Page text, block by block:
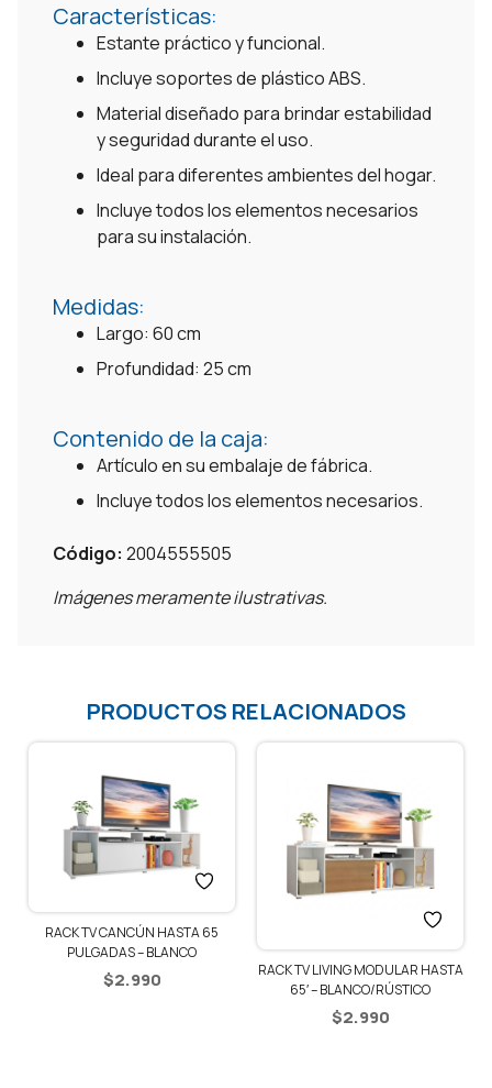
Características:
Estante práctico y funcional.
Incluye soportes de plástico ABS.
Material diseñado para brindar estabilidad
y seguridad durante el uso.
Ideal para diferentes ambientes del hogar.
Incluye todos los elementos necesarios
para su instalación.
Medidas:
Largo: 60 cm
Profundidad: 25 cm
Contenido de la caja:
Artículo en su embalaje de fábrica.
Incluye todos los elementos necesarios.
Código: 2004555505
Imágenes meramente ilustrativas.
PRODUCTOS RELACIONADOS
RACK TV CANCÚN HASTA 65
PULGADAS – BLANCO
$2.990
RACK TV LIVING MODULAR HASTA
65′ – BLANCO/RÚSTICO
$2.990